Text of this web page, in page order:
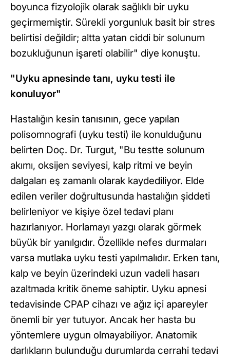
boyunca fizyolojik olarak sağlıklı bir uyku
geçirmemiştir. Sürekli yorgunluk basit bir stres
belirtisi değildir; altta yatan ciddi bir solunum
bozukluğunun işareti olabilir" diye konuştu.
"Uyku apnesinde tanı, uyku testi ile
konuluyor"
Hastalığın kesin tanısının, gece yapılan
polisomnografi (uyku testi) ile konulduğunu
belirten Doç. Dr. Turgut, "Bu testte solunum
akımı, oksijen seviyesi, kalp ritmi ve beyin
dalgaları eş zamanlı olarak kaydediliyor. Elde
edilen veriler doğrultusunda hastalığın şiddeti
belirleniyor ve kişiye özel tedavi planı
hazırlanıyor. Horlamayı yazgı olarak görmek
büyük bir yanılgıdır. Özellikle nefes durmaları
varsa mutlaka uyku testi yapılmalıdır. Erken tanı,
kalp ve beyin üzerindeki uzun vadeli hasarı
azaltmada kritik öneme sahiptir. Uyku apnesi
tedavisinde CPAP cihazı ve ağız içi apareyler
önemli bir yer tutuyor. Ancak her hasta bu
yöntemlere uygun olmayabiliyor. Anatomik
darlıkların bulunduğu durumlarda cerrahi tedavi